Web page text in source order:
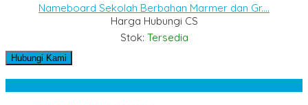
Nameboard Sekolah Berbahan Marmer dan Gr....
Harga Hubungi CS
Stok: Tersedia
Hubungi Kami